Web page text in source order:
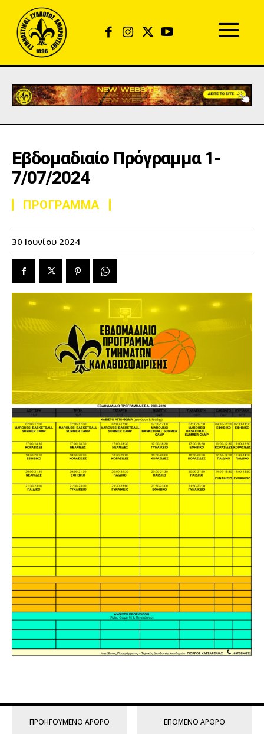
Εβδομαδιαίο Πρόγραμμα 1-
7/07/2024
ΠΡΟΓΡΑΜΜΑ
30 Ιουνίου 2024
ΠΡΟΗΓΟΎΜΕΝΟ ΆΡΘΡΟ ΕΠΌΜΕΝΟ ΆΡΘΡΟ